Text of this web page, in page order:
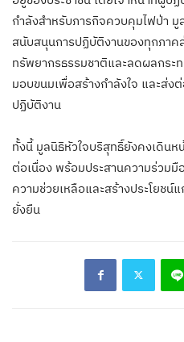
กำลังสำหรับภารกิจควบคุมไฟป่า มู
สนับสนุนการปฏิบัติงานของทุกภาค
ทรัพยากรธรรมชาติและลดผลกระ
มอบขนมเพื่อสร้างกำลังใจ และส่ง
ปฏิบัติงาน
ทั้งนี้ มูลนิธิหัวใจบริสุทธิ์ยังคงเดิน
ต่อเนื่อง พร้อมประสานความร่วม
ความช่วยเหลือและสร้างประโยช
ยั่งยืน